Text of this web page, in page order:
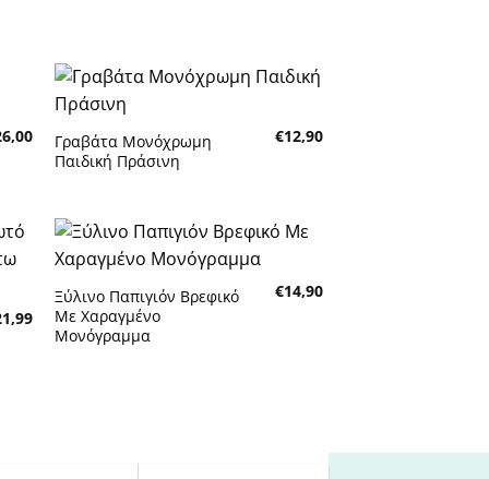
Πρόσθήκη στην λίστα
επιθυμητών
Γραβάτα Μονόχρωμη
Παιδική Πράσινη
€12,90
Πρόσθήκη στην λίστα
επιθυμητών
Ξύλινο Παπιγιόν Βρεφικό
Με Χαραγμένο
Μονόγραμμα
€14,90